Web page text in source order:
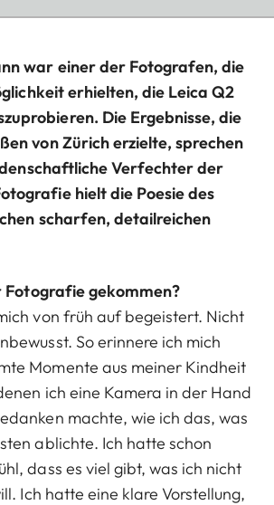
war einer der Fotografen, die
erhielten, die Leica Q2
Die Ergebnisse, die
von Zürich erzielte, sprechen
Verfechter der
hielt die Poesie des
scharfen, detailreichen
Fotografie gekommen?
von früh auf begeistert. Nicht
So erinnere ich mich
Momente aus meiner Kindheit
ich eine Kamera in der Hand
machte, wie ich das, was
ablichte. Ich hatte schon
dass es viel gibt, was ich nicht
Ich hatte eine klare Vorstellung,